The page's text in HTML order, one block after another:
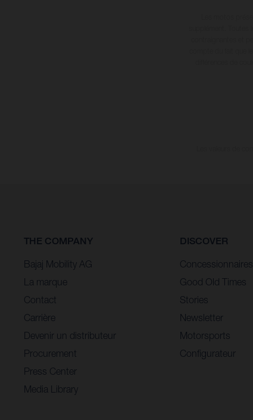
THE COMPANY
Bajaj Mobility AG
La marque
Contact
Carrière
Devenir un distributeur
Procurement
Press Center
Media Library
DISCOVER
Concessionnaires
Good Old Times
Stories
Newsletter
Motorsports
Configurateur